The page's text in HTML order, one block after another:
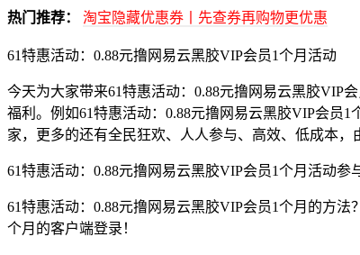
热门推荐： 淘宝隐藏优惠券丨先查券再购物更优惠
61特惠活动：0.88元撸网易云黑胶VIP会员1个月活动
今天为大家带来61特惠活动：0.88元撸网易云黑胶VIP
福利。例如61特惠活动：0.88元撸网易云黑胶VIP会员
家，更多的还有全民狂欢、人人参与、高效、低成本，
61特惠活动：0.88元撸网易云黑胶VIP会员1个月活动参
61特惠活动：0.88元撸网易云黑胶VIP会员1个月的方
个月的客户端登录！